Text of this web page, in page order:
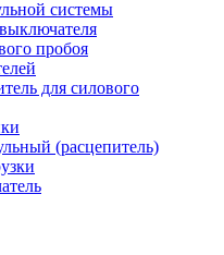
системы
пробоя
для силового
(расцепитель)